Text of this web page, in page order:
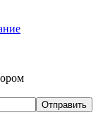
Отправить